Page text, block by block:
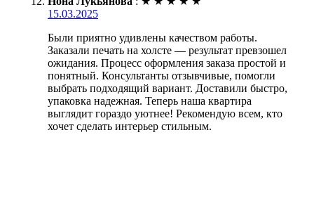
15.03.2025
Были приятно удивлены качеством работы.
Заказали печать на холсте — результат превзошел
ожидания. Процесс оформления заказа простой и
понятный. Консультанты отзывчивые, помогли
выбрать подходящий вариант. Доставили быстро,
упаковка надежная. Теперь наша квартира
выглядит гораздо уютнее! Рекомендую всем, кто
хочет сделать интерьер стильным.